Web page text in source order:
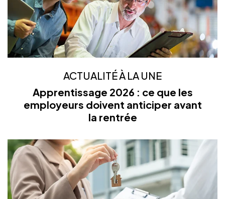
ACTUALITÉ À LA UNE
Apprentissage 2026 : ce que les
employeurs doivent anticiper avant
la rentrée